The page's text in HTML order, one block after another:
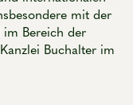
mit der
im Bereich der
Buchalter im